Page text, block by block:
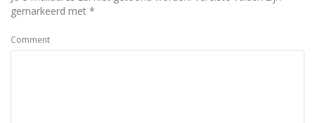
gemarkeerd met *
Comment